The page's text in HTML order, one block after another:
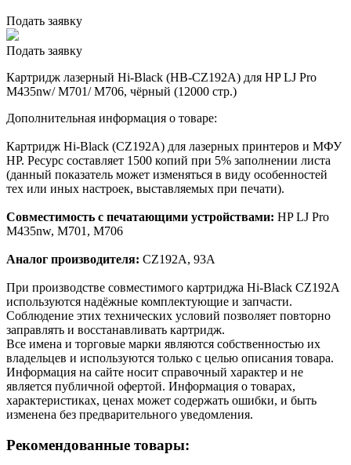
Подать заявку
Подать заявку
Картридж лазерный Hi-Black (HB-CZ192A) для HP LJ Pro
M435nw/ M701/ M706, чёрный (12000 стр.)
Дополнительная информация о товаре:
Картридж Hi-Black (CZ192A) для лазерных принтеров и МФУ
HP. Ресурс составляет 1500 копий при 5% заполнении листа
(данный показатель может изменяться в виду особенностей
тех или иных настроек, выставляемых при печати).
Совместимость с печатающими устройствами: HP LJ Pro
M435nw, M701, M706
Аналог производителя: CZ192A, 93A
При производстве совместимого картриджа Hi-Black CZ192A
используются надёжные комплектующие и запчасти.
Соблюдение этих технических условий позволяет повторно
заправлять и восстанавливать картридж.
Все имена и торговые марки являются собственностью их
владельцев и используются только с целью описания товара.
Информация на сайте носит справочный характер и не
является публичной офертой. Информация о товарах,
характеристиках, ценах может содержать ошибки, и быть
изменена без предварительного уведомления.
Рекомендованные товары: